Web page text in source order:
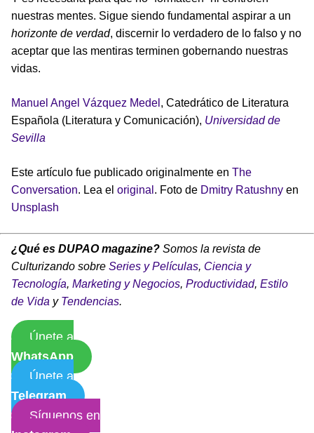
nuestras mentes. Sigue siendo fundamental aspirar a un
horizonte de verdad, discernir lo verdadero de lo falso y no
aceptar que las mentiras terminen gobernando nuestras
vidas.
Manuel Angel Vázquez Medel , Catedrático de Literatura
Española (Literatura y Comunicación), Universidad de
Sevilla
Este artículo fue publicado originalmente en The
Conversation. Lea el original . Foto de Dmitry Ratushny en
Unsplash
¿Qué es DUPAO magazine? Somos la revista de
Culturizando sobre Series y Películas, Ciencia y
Tecnología, Marketing y Negocios, Productividad, Estilo
de Vida y Tendencias.
Únete a
WhatsApp
Únete a
Telegram
Síguenos en